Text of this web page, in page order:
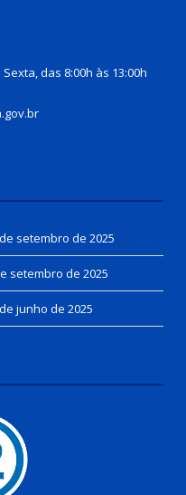
das 8:00h às 13:00h
setembro de 2025
setembro de 2025
junho de 2025